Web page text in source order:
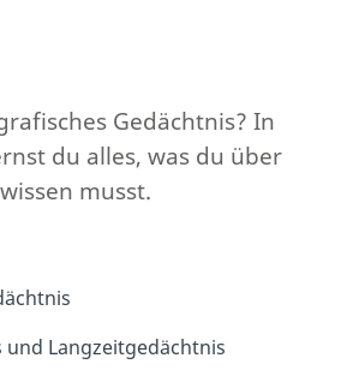
Gedächtnis? In
du alles, was du über
musst.
Langzeitgedächtnis